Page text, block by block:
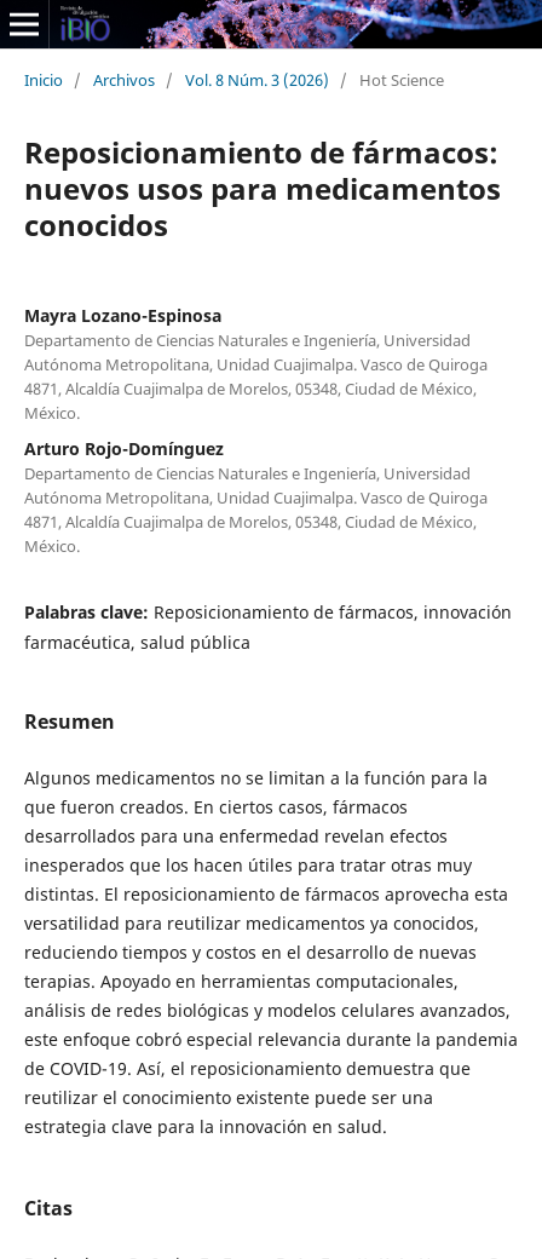
Inicio / Archivos / Vol. 8 Núm. 3 (2026) / Hot Science
Reposicionamiento de fármacos:
nuevos usos para medicamentos
conocidos
Mayra Lozano-Espinosa
Departamento de Ciencias Naturales e Ingeniería, Universidad
Autónoma Metropolitana, Unidad Cuajimalpa. Vasco de Quiroga
4871, Alcaldía Cuajimalpa de Morelos, 05348, Ciudad de México,
México.
Arturo Rojo-Domínguez
Departamento de Ciencias Naturales e Ingeniería, Universidad
Autónoma Metropolitana, Unidad Cuajimalpa. Vasco de Quiroga
4871, Alcaldía Cuajimalpa de Morelos, 05348, Ciudad de México,
México.
Palabras clave: Reposicionamiento de fármacos, innovación
farmacéutica, salud pública
Resumen
Algunos medicamentos no se limitan a la función para la
que fueron creados. En ciertos casos, fármacos
desarrollados para una enfermedad revelan efectos
inesperados que los hacen útiles para tratar otras muy
distintas. El reposicionamiento de fármacos aprovecha esta
versatilidad para reutilizar medicamentos ya conocidos,
reduciendo tiempos y costos en el desarrollo de nuevas
terapias. Apoyado en herramientas computacionales,
análisis de redes biológicas y modelos celulares avanzados,
este enfoque cobró especial relevancia durante la pandemia
de COVID-19. Así, el reposicionamiento demuestra que
reutilizar el conocimiento existente puede ser una
estrategia clave para la innovación en salud.
Citas